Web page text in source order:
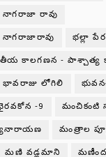
నాగరాజా రావు
నాగరాజారావు భల్లా
కాలగణన - పాశ్చాత్య
భావరాజు లోగిలి
-9 మంచికంటి
మంత్రాల
మణి వడ్లమాని